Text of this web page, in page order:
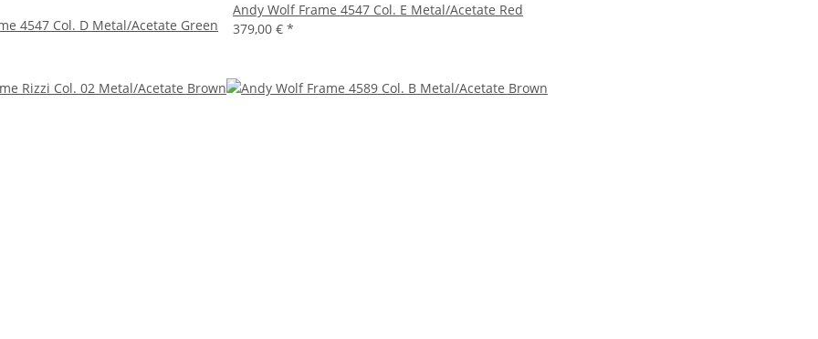
4547 Col. D Metal/Acetate Green
Andy Wolf Frame 4547 Col. E Metal/Acetate Red
379,00 € *